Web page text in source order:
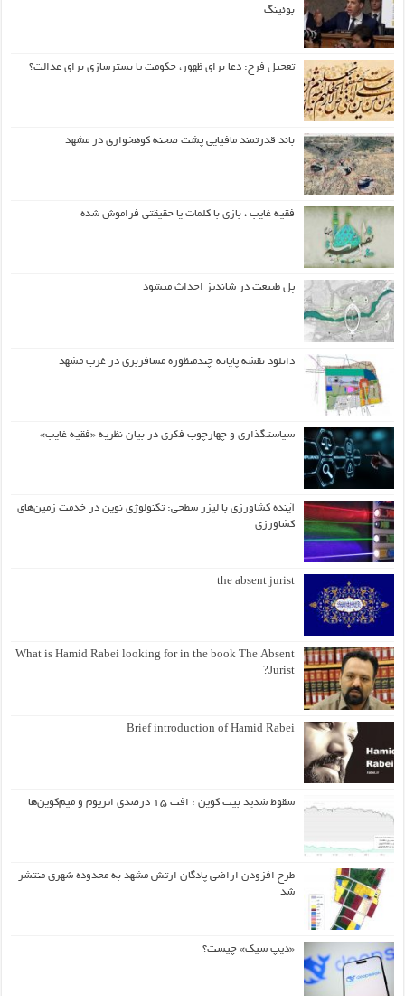
بوئینگ
تعجیل فرج: دعا برای ظهور، حکومت یا بسترسازی برای عدالت؟
باند قدرتمند مافیایی پشت صحنه کوهخواری در مشهد
فقیه غایب ، بازی با کلمات یا حقیقتی فراموش شده
پل طبیعت در شاندیز احداث میشود
دانلود نقشه پایانه چندمنظوره مسافربری در غرب مشهد
سیاستگذاری و چهارچوب فکری در بیان نظریه «فقیه غایب»
آینده کشاورزی با لیزر سطحی: تکنولوژی نوین در خدمت زمین‌های
کشاورزی
the absent jurist
What is Hamid Rabei looking for in the book The Absent
Jurist?
Brief introduction of Hamid Rabei
سقوط شدید بیت کوین ؛ افت ۱۵ درصدی اتریوم و میم‌کوین‌ها
طرح افزودن اراضی پادگان ارتش مشهد به محدوده شهری منتشر
شد
«دیپ سیک» چیست؟